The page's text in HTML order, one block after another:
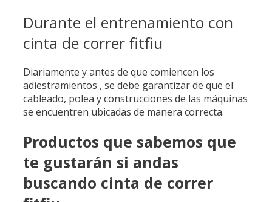
Durante el entrenamiento con
cinta de correr fitfiu
Diariamente y antes de que comiencen los
adiestramientos , se debe garantizar de que el
cableado, polea y construcciones de las máquinas
se encuentren ubicadas de manera correcta.
Productos que sabemos que
te gustarán si andas
buscando cinta de correr